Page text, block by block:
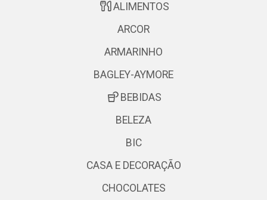
ALIMENTOS
ARCOR
ARMARINHO
BAGLEY-AYMORE
BEBIDAS
BELEZA
BIC
CASA E DECORAÇÃO
CHOCOLATES